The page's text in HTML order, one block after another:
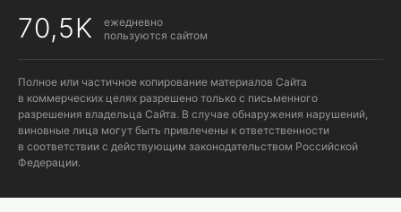
70,5K
ежедневно
пользуются сайтом
Полное или частичное копирование материалов Сайта
в коммерческих целях разрешено только с письменного
разрешения владельца Сайта. В случае обнаружения нарушений,
виновные лица могут быть привлечены к ответственности
в соответствии с действующим законодательством Российской
Федерации.